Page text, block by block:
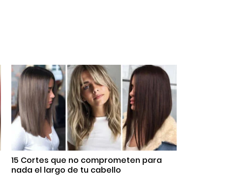
15 Cortes que no comprometen para
nada el largo de tu cabello